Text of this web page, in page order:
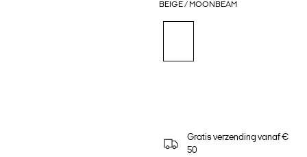
BEIGE / MOONBEAM
Gratis verzending vanaf €
50